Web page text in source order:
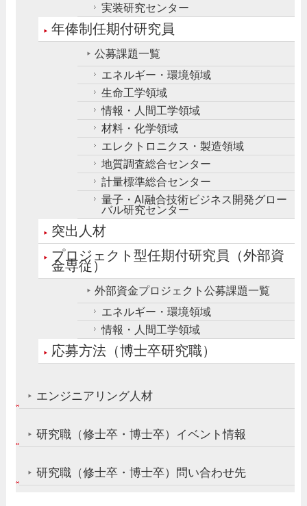
実装研究センター
年俸制任期付研究員
公募課題一覧
エネルギー・環境領域
生命工学領域
情報・人間工学領域
材料・化学領域
エレクトロニクス・製造領域
地質調査総合センター
計量標準総合センター
量子・AI融合技術ビジネス開発グロー
バル研究センター
突出人材
プロジェクト型任期付研究員（外部資
金専従）
外部資金プロジェクト公募課題一覧
エネルギー・環境領域
情報・人間工学領域
応募方法（博士卒研究職）
エンジニアリング人材
研究職（修士卒・博士卒）イベント情報
研究職（修士卒・博士卒）問い合わせ先